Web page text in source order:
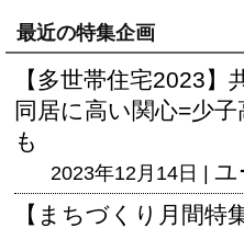
最近の特集企画
【多世帯住宅2023
同居に高い関心=少
も
2023年12月14日 | ユ
【まちづくり月間特